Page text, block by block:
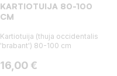
KARTIOTUIJA 80-100
CM
Kartiotuija (thuja occidentalis
'brabant') 80-100 cm
Hinta
16,00 €